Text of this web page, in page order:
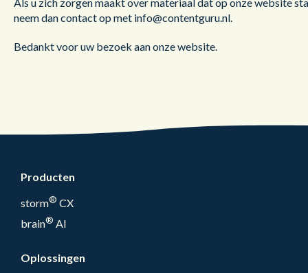
neem dan contact op met info@contentguru.nl.
Bedankt voor uw bezoek aan onze website.
Producten
storm® CX
brain® AI
Oplossingen